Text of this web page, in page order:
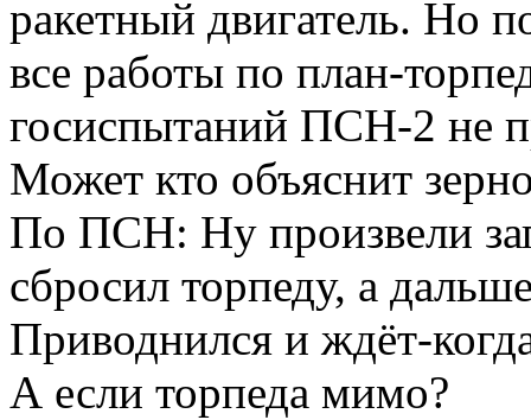
ракетный двигатель. Но
все работы по план-
госиспытаний ПСН-2 не
Может кто объяснит
По ПСН: Ну произвели
сбросил торпеду, а
Приводнился и ждёт-
А если торпеда мимо?